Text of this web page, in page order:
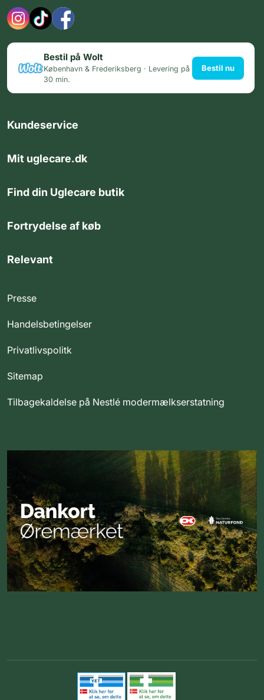
Bestil på Wolt
København & Frederiksberg · Levering på
30 min.
Bestil nu
Kundeservice
Mit uglecare.dk
Find din Uglecare butik
Fortrydelse af køb
Relevant
Presse
Handelsbetingelser
Privatlivspolitk
Sitemap
Tilbagekaldelse på Nestlé modermælkserstatning